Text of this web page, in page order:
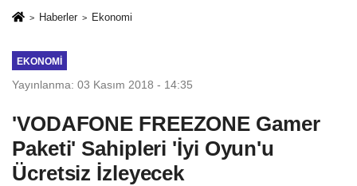
Protokolü
Haberler Ekonomi
EKONOMI
Yayınlanma: 03 Kasım 2018 - 14:35
'VODAFONE FREEZONE Gamer
Paketi' Sahipleri 'İyi Oyun'u
Ücretsiz İzleyecek